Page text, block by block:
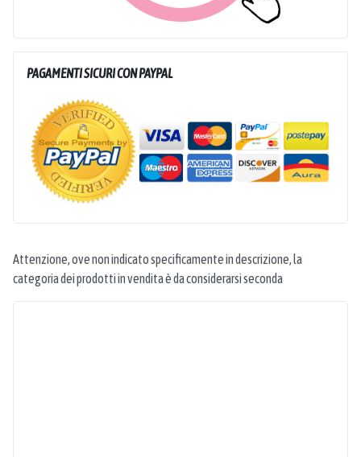
PAGAMENTI SICURI CON PAYPAL
Attenzione, ove non indicato specificamente in descrizione, la
categoria dei prodotti in vendita è da considerarsi seconda